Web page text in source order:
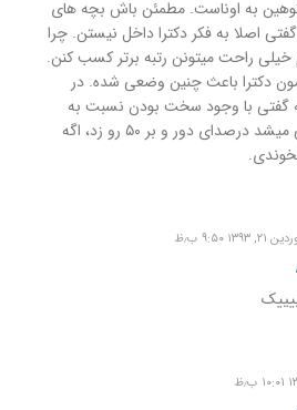
به اوناست. مطمئن باش بچه های
اصلا به فکر دکترا داخل نیستن. چرا
خیلی راحت میتونن رتبه برتر کسب کنن.
دکترا باعث چنین وضعی شده. در
گفتی با وجود سخت بودن نسبت به
سالهای قبل، به راحتی میشد درصدای دور و بر ۵۰ رو زد، اگه
۱۳۹۳ ۹:۵۰ ب٫ظ